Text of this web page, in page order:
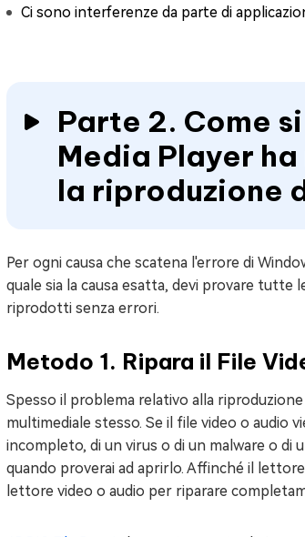
Ci sono interferenze da parte di
Parte 2. Come
Media Player
la riproduzione
Per ogni causa che scatena l'errore di
quale sia la causa esatta, devi provare
riprodotti senza errori.
Metodo 1. Ripara il File
Spesso il problema relativo alla
multimediale stesso. Se il file video o audio
incompleto, di un virus o di un malware o di
quando proverai ad aprirlo. Affinché il
lettore video o audio per riparare